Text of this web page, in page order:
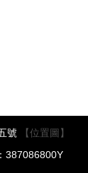
號
【位置圖】
387086800Y